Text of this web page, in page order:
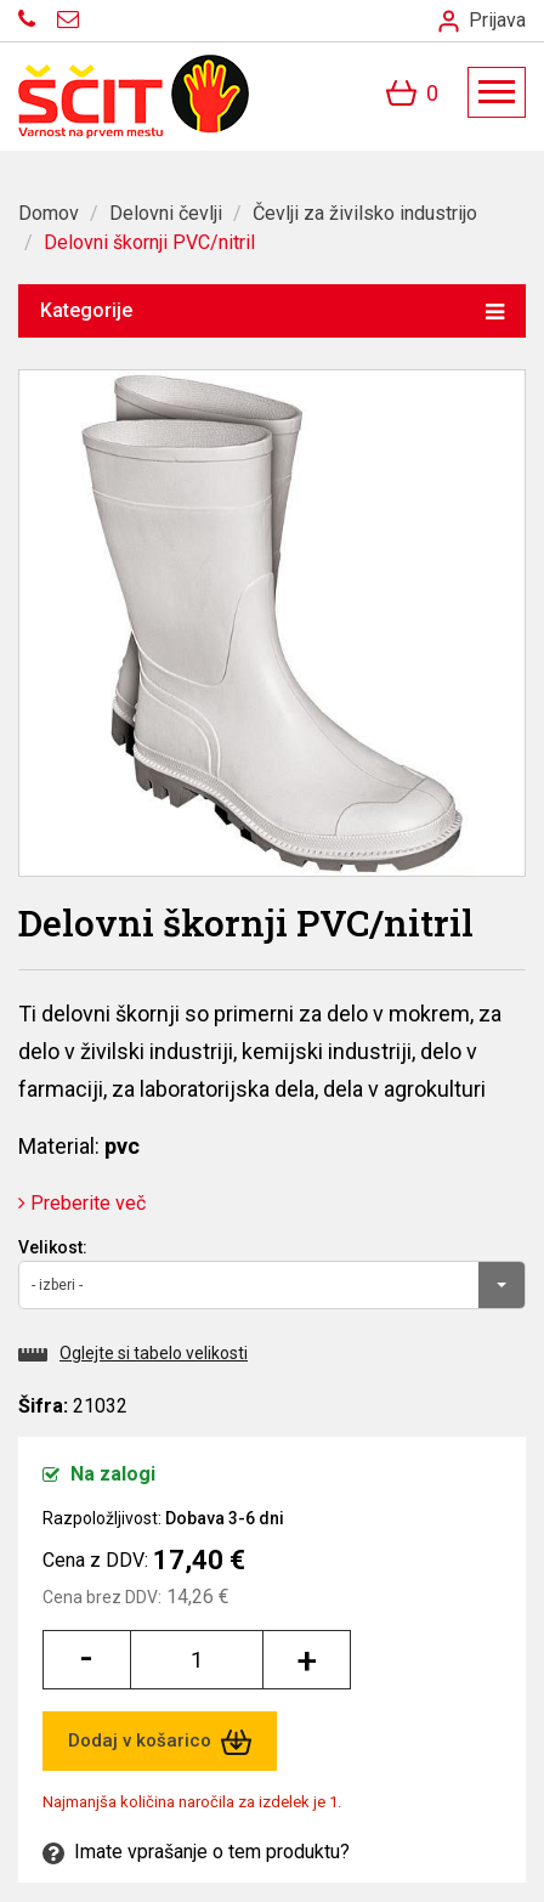
Prijava
0
Domov / Delovni čevlji / Čevlji za živilsko industrijo
/ Delovni škornji PVC/nitril
Kategorije
Delovni škornji PVC/nitril
Ti delovni škornji so primerni za delo v mokrem, za
delo v živilski industriji, kemijski industriji, delo v
farmaciji, za laboratorijska dela, dela v agrokulturi
Material: pvc
Preberite več
Velikost:
- izberi -
Oglejte si tabelo velikosti
Šifra: 21032
Na zalogi
Razpoložljivost: Dobava 3-6 dni
Cena z DDV: 17,40 €
Cena brez DDV: 14,26 €
- +
Dodaj v košarico
Najmanjša količina naročila za izdelek je 1.
Imate vprašanje o tem produktu?